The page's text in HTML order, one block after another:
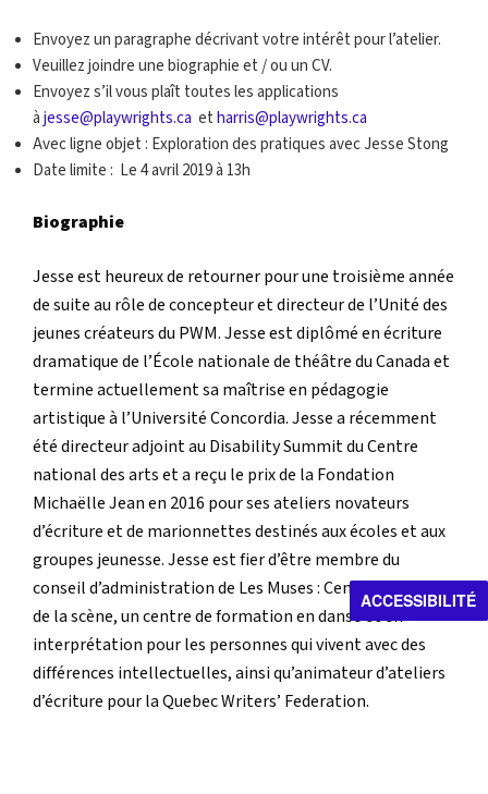
Envoyez un paragraphe décrivant votre intérêt pour l’atelier.
Veuillez joindre une biographie et / ou un CV.
Envoyez s’il vous plaît toutes les applications
à jesse@playwrights.ca et harris@playwrights.ca
Avec ligne objet : Exploration des pratiques avec Jesse Stong
Date limite : Le 4 avril 2019 à 13h
Biographie
Jesse est heureux de retourner pour une troisième année
de suite au rôle de concepteur et directeur de l’Unité des
jeunes créateurs du PWM. Jesse est diplômé en écriture
dramatique de l’École nationale de théâtre du Canada et
termine actuellement sa maîtrise en pédagogie
artistique à l’Université Concordia. Jesse a récemment
été directeur adjoint au Disability Summit du Centre
national des arts et a reçu le prix de la Fondation
Michaëlle Jean en 2016 pour ses ateliers novateurs
d’écriture et de marionnettes destinés aux écoles et aux
groupes jeunesse. Jesse est fier d’être membre du
conseil d’administration de Les Muses : Centre des arts
de la scène, un centre de formation en danse et en
interprétation pour les personnes qui vivent avec des
différences intellectuelles, ainsi qu’animateur d’ateliers
d’écriture pour la Quebec Writers’ Federation.
ACCESSIBILITÉ